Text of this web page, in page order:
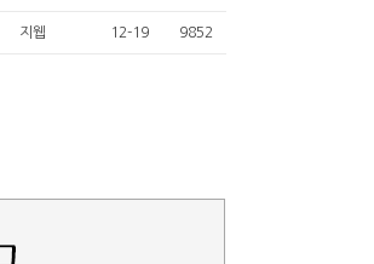
지웹 12-19 9852